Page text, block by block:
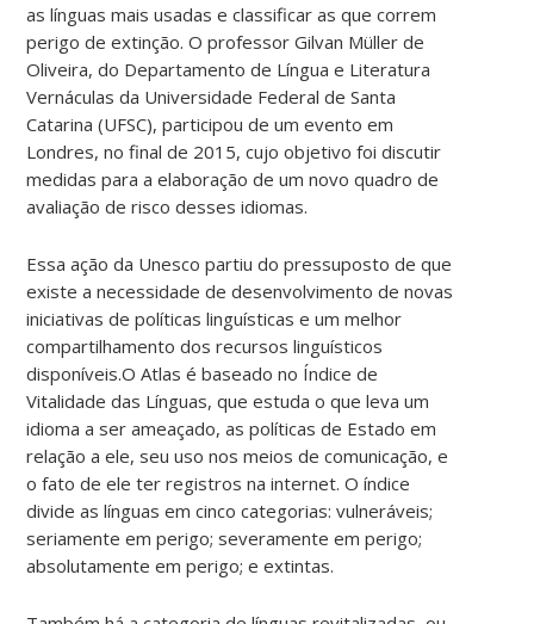
as línguas mais usadas e classificar as que correm
perigo de extinção. O professor Gilvan Müller de
Oliveira, do Departamento de Língua e Literatura
Vernáculas da Universidade Federal de Santa
Catarina (UFSC), participou de um evento em
Londres, no final de 2015, cujo objetivo foi discutir
medidas para a elaboração de um novo quadro de
avaliação de risco desses idiomas.
Essa ação da Unesco partiu do pressuposto de que
existe a necessidade de desenvolvimento de novas
iniciativas de políticas linguísticas e um melhor
compartilhamento dos recursos linguísticos
disponíveis.O Atlas é baseado no Índice de
Vitalidade das Línguas, que estuda o que leva um
idioma a ser ameaçado, as políticas de Estado em
relação a ele, seu uso nos meios de comunicação, e
o fato de ele ter registros na internet. O índice
divide as línguas em cinco categorias: vulneráveis;
seriamente em perigo; severamente em perigo;
absolutamente em perigo; e extintas.